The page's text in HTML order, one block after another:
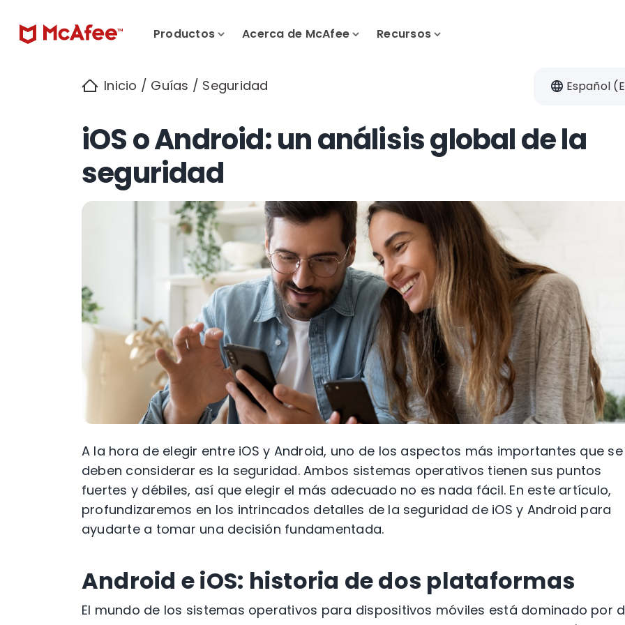
Productos Acerca de McAfee Recursos
Inicio / Guías / Seguridad Español
iOS o Android: un análisis global de la
seguridad
A la hora de elegir entre iOS y Android, uno de los aspectos más importantes que se
deben considerar es la seguridad. Ambos sistemas operativos tienen sus puntos
fuertes y débiles, así que elegir el más adecuado no es nada fácil. En este artículo,
profundizaremos en los intrincados detalles de la seguridad de iOS y Android para
ayudarte a tomar una decisión fundamentada.
Android e iOS: historia de dos plataformas
El mundo de los sistemas operativos para dispositivos móviles está dominado por